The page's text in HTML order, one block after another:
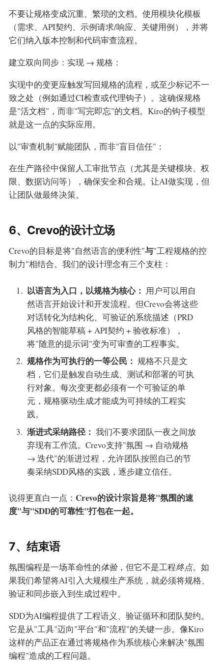
不要让规格变成沉重、繁琐的文档。使用模块化模板
（需求、API契约、示例请求/响应、关键用例），并将
它们纳入版本控制和代码审查流程。
建立双向同步：实现 → 规格：
实现中的变更应触发写回规格的流程，或至少标记不一
致之处（例如通过CI检查或代理钩子）。这确保规格
是"活文档"，而非"写完即忘"的文档。Kiro的钩子模型
就是这一点的实际应用。
以"审查机制"赋能团队，而非"盲目信任"：
在生产路径中保留人工审批节点（尤其是关键模块、权
限、数据访问等），确保安全和合规。让AI做实现，但
让团队做最终决策。
6、Crevo的设计立场
Crevo的目标是将"自然语言的便利性"与"工程规格的控
制力"相结合。我们的设计理念有三个支柱：
以语言为入口，以规格为核心： 用户可以用自
然语言开始设计和开发流程。但Crevo会将这些
对话转化为结构化、可验证的系统描述（PRD
风格的智能草稿 + API契约 + 验收标准），
将"随意的提示词"变为可审查的工程事实。
规格作为可执行的一等公民： 规格不只是文
档，它们是触发自动生成、测试和部署的可执
行对象。每次变更都必须有一个可验证的单
元，规格驱动生成才能成为可持续的工程实
践。
渐进式采纳路径： 我们不要求团队一夜之间放
弃现有工作流。Crevo支持"氛围 → 自动规格
→ 迭代"的渐进过程，允许团队按照自己的节
奏采纳SDD风格的实践，逐步建立信任。
说得更直白一点： Crevo的设计宗旨是将"氛围的速
度"与"SDD的可靠性"打包在一起。
7、结束语
氛围编程是一场革命性的体验，但它不是工程终点。如
果我们希望将AI引入大规模生产系统，就必须将规格、
验证和同步嵌入到生成过程中。
SDD为AI编程提供了工程语义、验证循环和团队契约。
它是从"工具"迈向"平台"和"流程"的关键一步。像Kiro
这样的产品正在通过将规格作为系统核心来解决"氛围
编程"造成的工程问题。